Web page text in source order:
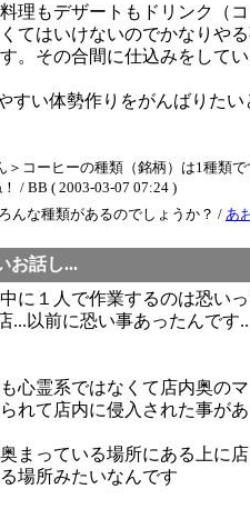
理もデザートもドリンク（
てはいけないのでかなりや
。その合間に仕込みをしてい
すい体勢作りをがんばりたい
＞コーヒーの種類（銘柄）は1種類
/ BB ( 2003-03-07 07:24 )
んな種類があるのでしょうか？ / あ
お話し...
に１人で作業するのは恐い
...以前に恐い事あったんです
心霊系ではなくて店内奥の
れて店内に侵入された事が
まっている場所にある上に
場所みたいなんです